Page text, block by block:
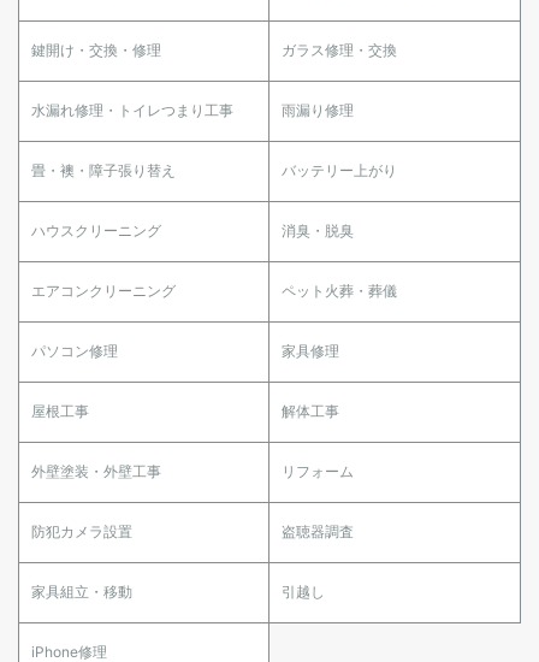
鍵開け・交換・修理 ガラス修理・交換
水漏れ修理・トイレつまり工事 雨漏り修理
畳・襖・障子張り替え バッテリー上がり
ハウスクリーニング 消臭・脱臭
エアコンクリーニング ペット火葬・葬儀
パソコン修理 家具修理
屋根工事 解体工事
外壁塗装・外壁工事 リフォーム
防犯カメラ設置 盗聴器調査
家具組立・移動 引越し
iPhone修理